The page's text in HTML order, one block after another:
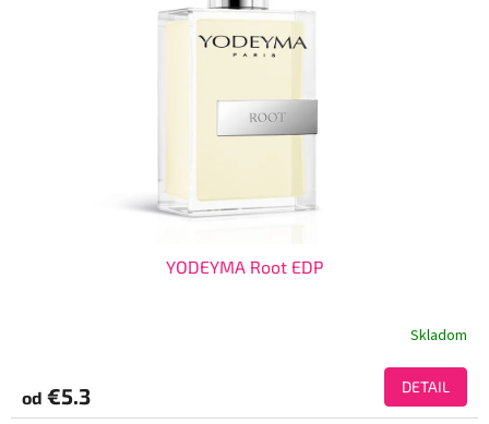
YODEYMA Root EDP
Skladom
od €5.3 DETAIL